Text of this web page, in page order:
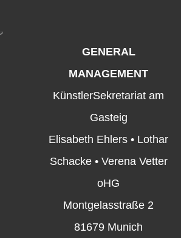
GENERAL
MANAGEMENT
KünstlerSekretariat am
Gasteig
Elisabeth Ehlers • Lothar
Schacke • Verena Vetter
oHG
Montgelasstraße 2
81679 Munich